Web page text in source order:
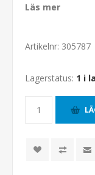
Läs mer
Artikelnr: 305787
Lagerstatus: 1 i